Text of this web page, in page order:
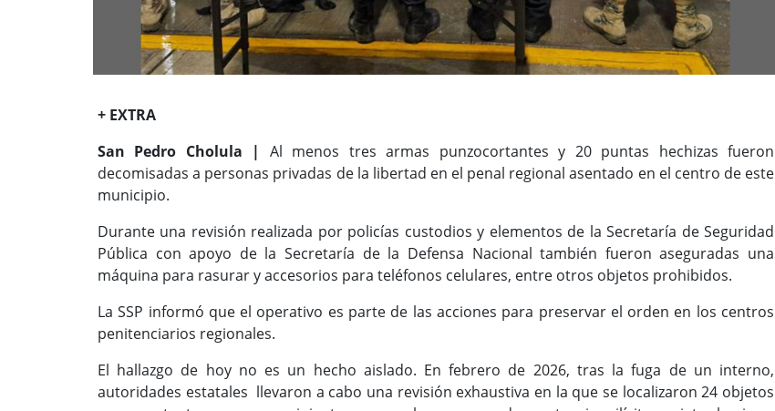
+ EXTRA
San Pedro Cholula |
Al menos tres armas punzocortantes y 20 puntas hechizas fueron
decomisadas a personas privadas de la libertad en el penal regional asentado en el centro de este
municipio.
Durante una revisión realizada por policías custodios y elementos de la Secretaría de Seguridad
Pública con apoyo de la Secretaría de la Defensa Nacional también fueron aseguradas una
máquina para rasurar y accesorios para teléfonos celulares, entre otros objetos prohibidos.
La SSP informó que el operativo es parte de las acciones para preservar el orden en los centros
penitenciarios regionales.
El hallazgo de hoy no es un hecho aislado. En febrero de 2026, tras la fuga de un interno,
autoridades estatales llevaron a cabo una revisión exhaustiva en la que se localizaron 24 objetos